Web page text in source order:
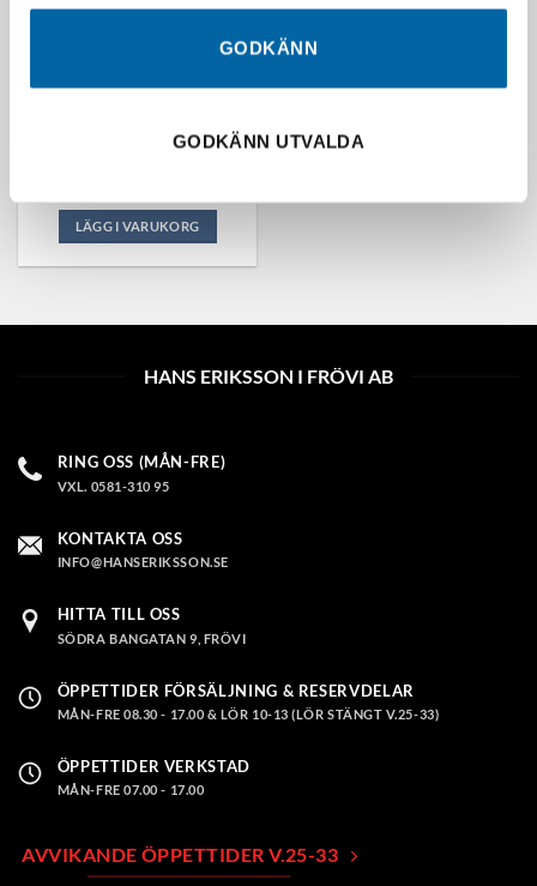
GODKÄNN
GODKÄNN UTVALDA
LÄGG I VARUKORG
HANS ERIKSSON I FRÖVI AB
RING OSS (MÅN-FRE)
VXL. 0581-310 95
KONTAKTA OSS
INFO@HANSERIKSSON.SE
HITTA TILL OSS
SÖDRA BANGATAN 9, FRÖVI
ÖPPETTIDER FÖRSÄLJNING & RESERVDELAR
MÅN-FRE 08.30 - 17.00 & LÖR 10-13 (LÖR STÄNGT V.25-33)
ÖPPETTIDER VERKSTAD
MÅN-FRE 07.00 - 17.00
AVVIKANDE ÖPPETTIDER V.25-33